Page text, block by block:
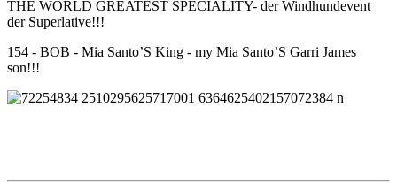
THE WORLD GREATEST SPECIALITY- der Windhundevent
der Superlative!!!
154 - BOB - Mia Santo’S King - my Mia Santo’S Garri James
son!!!